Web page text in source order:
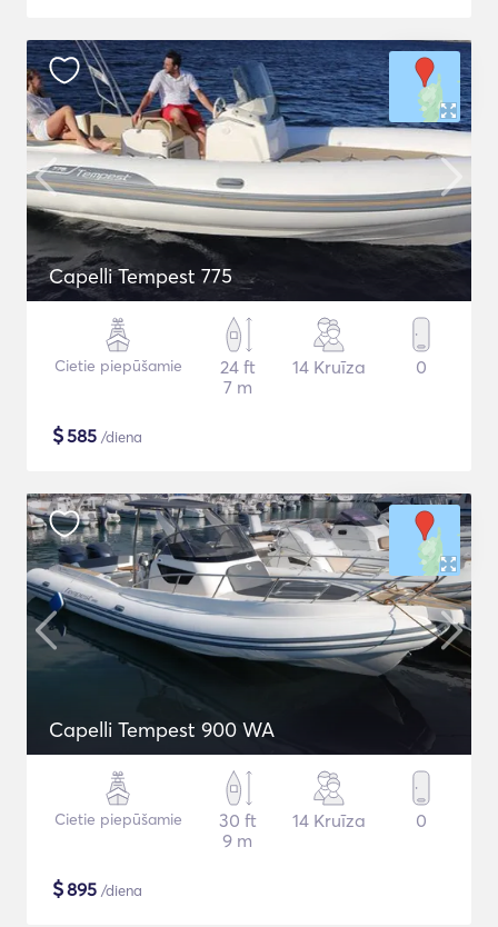
Capelli Tempest 775
Cietie piepūšamie
24 ft
7 m
14 Kruīza 0
$585 /diena
Capelli Tempest 900 WA
Cietie piepūšamie
30 ft
9 m
14 Kruīza 0
$895 /diena